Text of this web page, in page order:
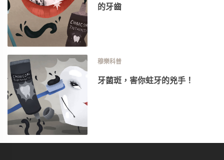
的牙齒
穆樂科普
牙菌斑，害你蛀牙的兇手！